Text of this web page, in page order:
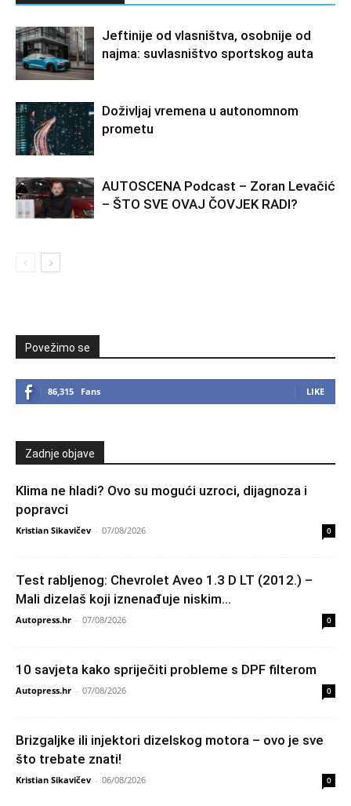
Jeftinije od vlasništva, osobnije od
najma: suvlasništvo sportskog auta
Doživljaj vremena u autonomnom
prometu
AUTOSCENA Podcast – Zoran Levačić
– ŠTO SVE OVAJ ČOVJEK RADI?
Povežimo se
86,315 Fans LIKE
Zadnje objave
Klima ne hladi? Ovo su mogući uzroci, dijagnoza i
popravci
Kristian Sikavičev - 07/08/2026 0
Test rabljenog: Chevrolet Aveo 1.3 D LT (2012.) –
Mali dizelaš koji iznenađuje niskim...
Autopress.hr - 07/08/2026 0
10 savjeta kako spriječiti probleme s DPF filterom
Autopress.hr - 07/08/2026 0
Brizgaljke ili injektori dizelskog motora – ovo je sve
što trebate znati!
Kristian Sikavičev - 06/08/2026 0